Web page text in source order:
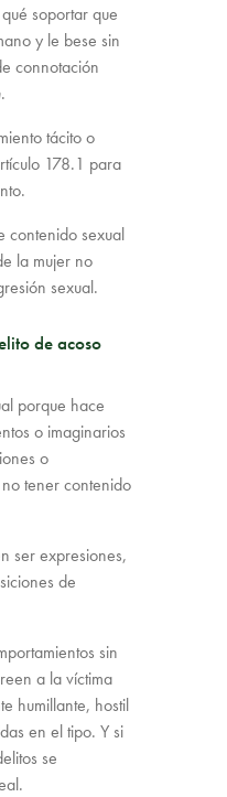
soportar que
y le bese sin
connotación
.
tácito o
178.1 para
contenido sexual
la mujer no
sexual.
de acoso
porque hace
o imaginarios
o
tener contenido
ser expresiones,
de
sin
a la víctima
humillante, hostil
en el tipo. Y si
se